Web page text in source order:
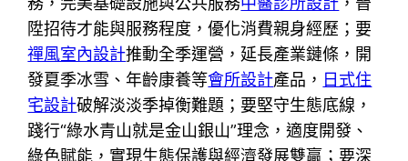
陞招待才能與服務程度，優化消費親身經歷；要
禪風室內設計推動全季運營，延長產業鏈條，開
發夏季冰雪、年齡康養等會所設計產品， 日式住
宅設計破解淡淡季掉衡難題；要堅守生態底線，
踐行“綠水青山就是金山銀山”理念，適度開發、
綠色賦能，實現生態保護與經濟發展雙贏；要深